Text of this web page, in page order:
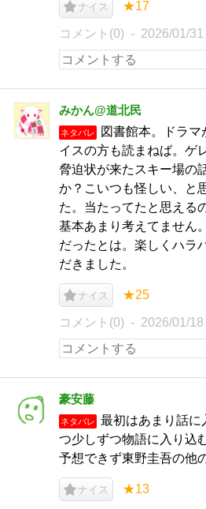
ナイス ★17
コメント(0) 2026/01/31
みかん@道北民
ネタバレ
図書館本。ドラマ
イスの方も読まねば。ゲ
脅迫状が来たスキー場の
か？こいつも怪しい、と
た。当たってたと思える
基本あまり考えてません
だったとは。楽しくハラ
だきました。
ナイス ★25
コメント(0) 2026/01/18
豪安藤
ネタバレ
最初はあまり話に
つ少しずつ物語に入り込
予想できず東野圭吾の他
ナイス ★13